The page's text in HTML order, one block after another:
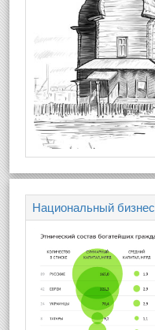
Национальный бизнес